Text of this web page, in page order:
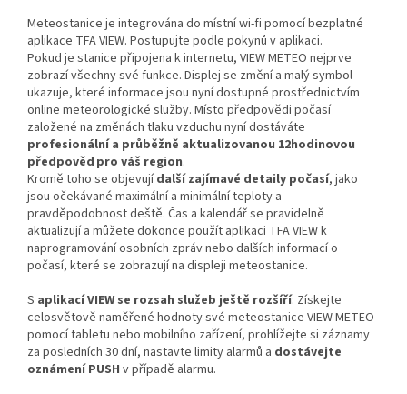
Meteostanice je integrována do místní wi-fi pomocí bezplatné
aplikace TFA VIEW. Postupujte podle pokynů v aplikaci.
Pokud je stanice připojena k internetu, VIEW METEO nejprve
zobrazí všechny své funkce. Displej se změní a malý symbol
ukazuje, které informace jsou nyní dostupné prostřednictvím
online meteorologické služby. Místo předpovědi počasí
založené na změnách tlaku vzduchu nyní dostáváte
profesionální a průběžně aktualizovanou 12hodinovou
předpověď pro váš region.
Kromě toho se objevujídalší zajímavé detaily počasí, jako
jsou očekávané maximální a minimální teploty a
pravděpodobnost deště. Čas a kalendář se pravidelně
aktualizují a můžete dokonce použít aplikaci TFA VIEW k
naprogramování osobních zpráv nebo dalších informací o
počasí, které se zobrazují na displeji meteostanice.
S aplikací VIEW se rozsah služeb ještě rozšíří: Získejte
celosvětově naměřené hodnoty své meteostanice VIEW METEO
pomocí tabletu nebo mobilního zařízení, prohlížejte si záznamy
za posledních 30 dní, nastavte limity alarmů a dostávejte
oznámení PUSH v případě alarmu.